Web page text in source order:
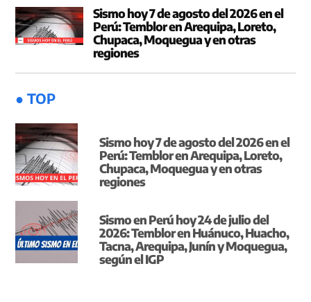
Sismo hoy 7 de agosto del 2026 en el
Perú: Temblor en Arequipa, Loreto,
Chupaca, Moquegua y en otras
regiones
● TOP
Sismo hoy 7 de agosto del 2026 en el
Perú: Temblor en Arequipa, Loreto,
Chupaca, Moquegua y en otras
regiones
Sismo en Perú hoy 24 de julio del
2026: Temblor en Huánuco, Huacho,
Tacna, Arequipa, Junín y Moquegua,
según el IGP